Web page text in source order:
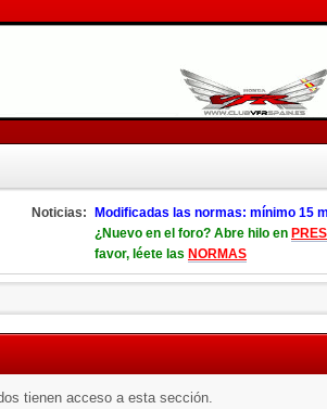
Noticias: Modificadas las normas: mínimo 15
¿Nuevo en el foro? Abre hilo en
favor, léete las NORMAS
tienen acceso a esta sección.